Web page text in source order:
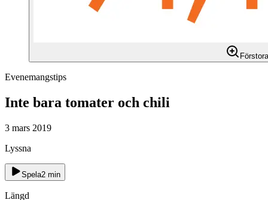
Förstora
Evenemangstips
Inte bara tomater och chili
3 mars 2019
Lyssna
Spela2 min
Längd